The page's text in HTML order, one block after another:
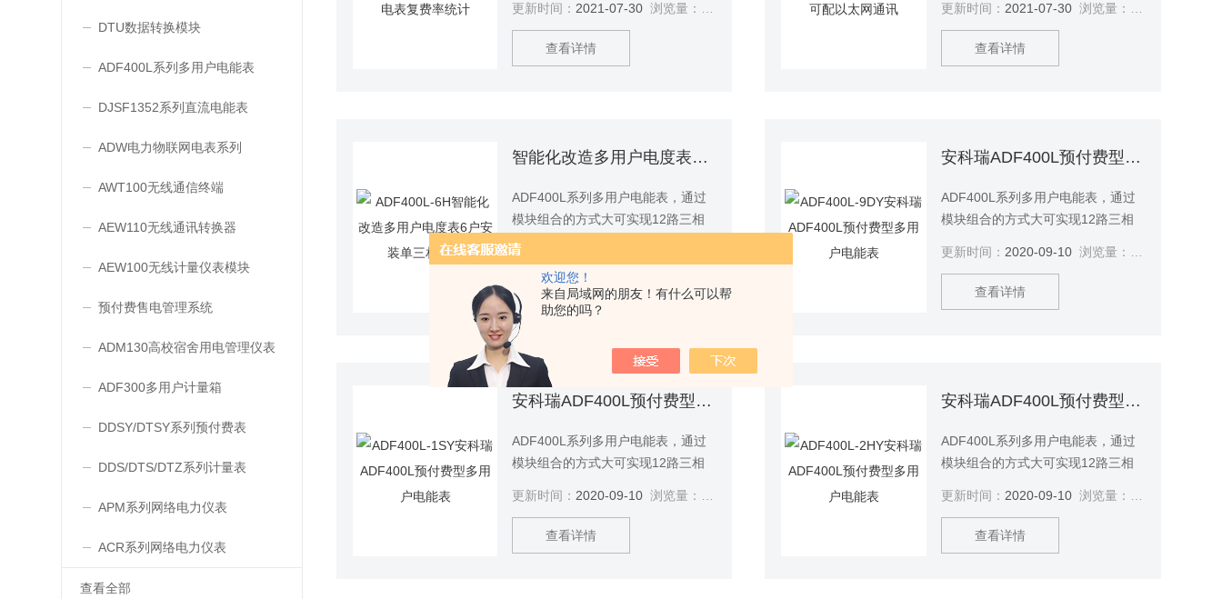
欢迎您！
来自局域网的朋友！有什么可以帮
助您的吗？
DTU数据转换模块
ADF400L系列多用户电能表
DJSF1352系列直流电能表
ADW电力物联网电表系列
AWT100无线通信终端
AEW110无线通讯转换器
AEW100无线计量仪表模块
预付费售电管理系统
ADM130高校宿舍用电管理仪表
ADF300多用户计量箱
DDSY/DTSY系列预付费表
DDS/DTS/DTZ系列计量表
APM系列网络电力仪表
ACR系列网络电力仪表
查看全部
三相互感器接入测量、直接接入和
互感器接入的混合测量方式，该系
列电能表因准确度高、集中安装、
能。预付费型多用户多功能电表复
更新时间： 2021-07-30 浏览量：
查看详情
三相互感器接入测量、直接接入和
互感器接入的混合测量方式，该系
列电能表因准确度高、集中安装、
能。多用户电能表三路单相复费率
更新时间： 2021-07-30 浏览量：
查看详情
智能化改造多用户电度表6户安装单三相混合
ADF400L系列多用户电能表，通过
模块组合的方式大可实现12路三相
或36路单相的直接接入测量或12路
三相互感器接入测量、直接接入和
互感器接入的混合测量方式，该系
列电能表因准确度高、集中安装、
集中管理、安装灵活性高，互不干
扰等势深受小区、学校、企业等的
青睐。该系列仪表支持预付费功功
能。智能化改造多用户电度表6户安
更新时间：
查看详情
安科瑞ADF400L预付费型多用户电能表
ADF400L系列多用户电能表，通过
模块组合的方式大可实现12路三相
三相互感器接入测量、直接接入和
互感器接入的混合测量方式，该系
列电能表因准确度高、集中安装、
能。安科瑞ADF400L预付费型多用
更新时间： 2020-09-10 浏览量：
查看详情
安科瑞ADF400L预付费型多用户电能表
ADF400L系列多用户电能表，通过
模块组合的方式大可实现12路三相
三相互感器接入测量、直接接入和
互感器接入的混合测量方式，该系
列电能表因准确度高、集中安装、
更新时间： 2020-09-10 浏览量：
查看详情
安科瑞ADF400L预付费型多用户电能表
ADF400L系列多用户电能表，通过
模块组合的方式大可实现12路三相
三相互感器接入测量、直接接入和
互感器接入的混合测量方式，该系
列电能表因准确度高、集中安装、
更新时间： 2020-09-10 浏览量：
查看详情